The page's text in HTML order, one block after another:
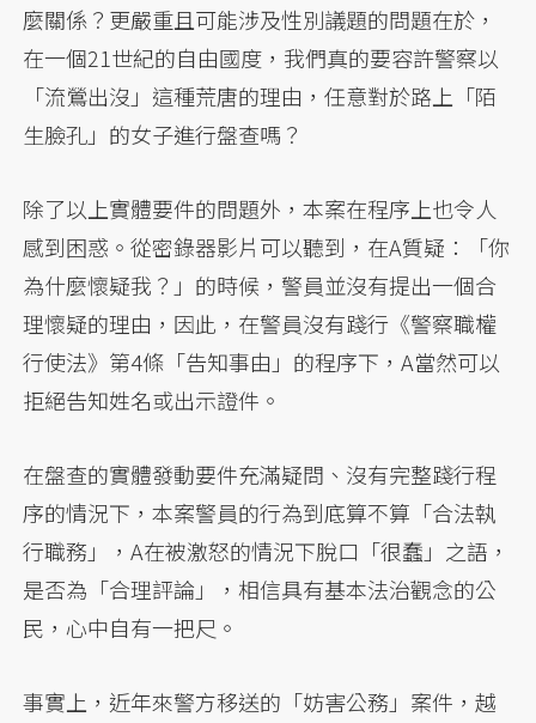
麼關係？更嚴重且可能涉及性別議題的問題在於，
在一個21世紀的自由國度，我們真的要容許警察以
「流鶯出沒」這種荒唐的理由，任意對於路上「陌
生臉孔」的女子進行盤查嗎？
除了以上實體要件的問題外，本案在程序上也令人
感到困惑。從密錄器影片可以聽到，在A質疑：「你
為什麼懷疑我？」的時候，警員並沒有提出一個合
理懷疑的理由，因此，在警員沒有踐行《警察職權
行使法》第4條「告知事由」的程序下，A當然可以
拒絕告知姓名或出示證件。
在盤查的實體發動要件充滿疑問、沒有完整踐行程
序的情況下，本案警員的行為到底算不算「合法執
行職務」，A在被激怒的情況下脫口「很蠢」之語，
是否為「合理評論」，相信具有基本法治觀念的公
民，心中自有一把尺。
事實上，近年來警方移送的「妨害公務」案件，越